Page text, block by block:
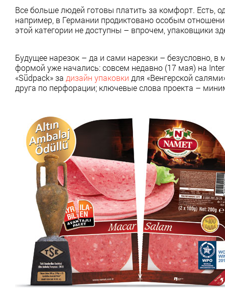
Все больше людей готовы платить за комфорт. Есть,
например, в Германии продиктовано особым
этой категории не доступны – впрочем, упаковщики
Будущее нарезок – да и сами нарезки – безусловно,
формой уже начались: совсем недавно (17 мая) на
«Südpack» за дизайн упаковки для «Венгерской
друга по перфорации; ключевые слова проекта –